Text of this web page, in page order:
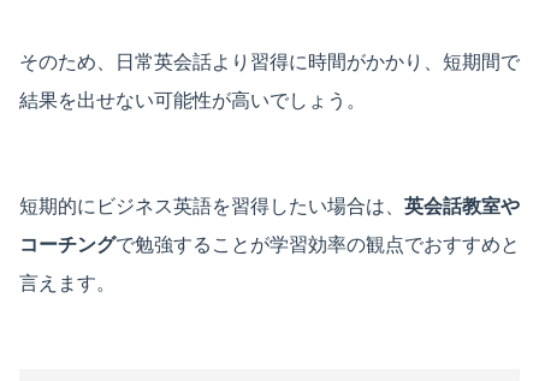
そのため、日常英会話より習得に時間がかかり、短期間で
結果を出せない可能性が高いでしょう。
短期的にビジネス英語を習得したい場合は、 英会話教室や
コーチングで勉強することが学習効率の観点でおすすめと
言えます。